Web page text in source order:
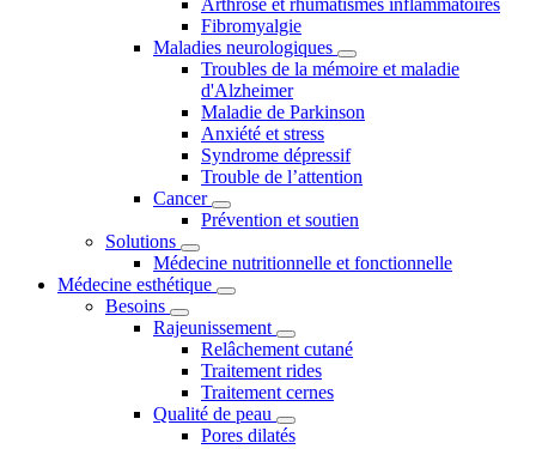
Arthrose et rhumatismes inflammatoires
Fibromyalgie
Maladies neurologiques
Troubles de la mémoire et maladie
d'Alzheimer
Maladie de Parkinson
Anxiété et stress
Syndrome dépressif
Trouble de l’attention
Cancer
Prévention et soutien
Solutions
Médecine nutritionnelle et fonctionnelle
Médecine esthétique
Besoins
Rajeunissement
Relâchement cutané
Traitement rides
Traitement cernes
Qualité de peau
Pores dilatés